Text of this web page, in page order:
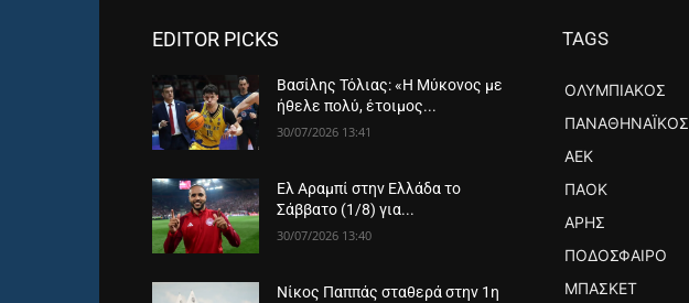
EDITOR PICKS
Βασίλης Τόλιας: «Η Μύκονος με
ήθελε πολύ, έτοιμος...
30/07/2026 13:41
Ελ Αραμπί στην Ελλάδα το
Σάββατο (1/8) για...
30/07/2026 13:40
Νίκος Παππάς σταθερά στην 1η
TAGS
ΟΛΥΜΠΙΑΚΌΣ
ΠΑΝΑΘΗΝΑΪΚΌΣ
ΑΕΚ
ΠΑΟΚ
ΆΡΗΣ
ΠΟΔΌΣΦΑΙΡΟ
ΜΠΆΣΚΕΤ